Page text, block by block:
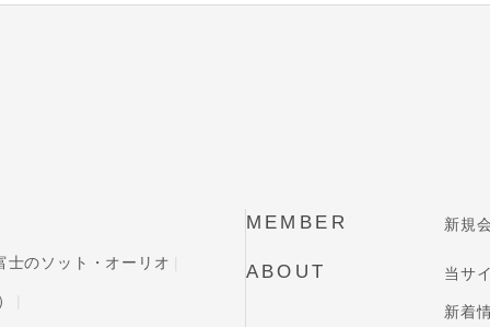
士のソット・オーリオ
MEMBER 新規
ABOUT 当サ
新着